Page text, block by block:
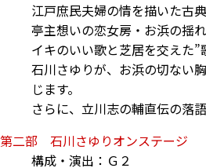
江戸庶民夫婦の情を描いた古
亭主想いの恋女房・お浜の揺
イキのいい歌と芝居を交えた”
石川さゆりが、お浜の切ない
じます。
さらに、立川志の輔直伝の落
第二部 石川さゆりオンステージ
構成・演出：Ｇ２